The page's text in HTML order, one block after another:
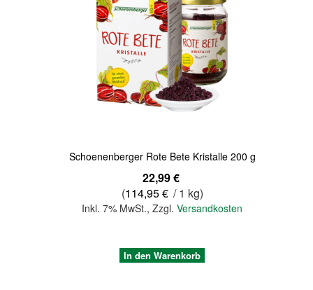
Schoenenberger Rote Bete Kristalle 200 g
22,99 €
(114,95 € / 1 kg)
Inkl. 7% MwSt.,Zzgl.Versandkosten
In den Warenkorb